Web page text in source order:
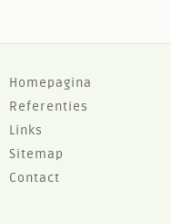
F
o
o
Homepagina
Referenties
Links
Sitemap
Contact